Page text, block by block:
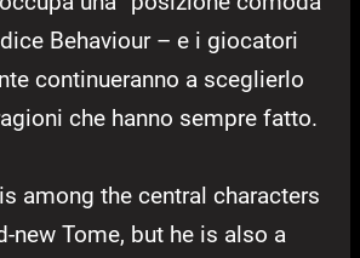
Behaviour – e i giocatori
continueranno a sceglierlo
che hanno sempre fatto.
among the central characters
new Tome, but he is also a